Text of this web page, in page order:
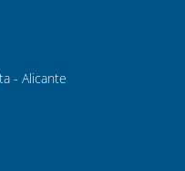
- Alicante